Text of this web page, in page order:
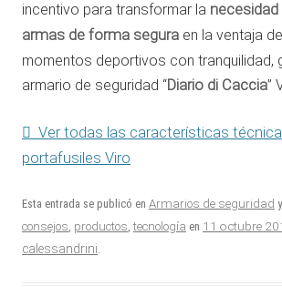
incentivo para transformar la
armas de forma segura en la ventaja
momentos deportivos con tranquilidad,
armario de seguridad “Diario di Caccia”
Ver todas las características
portafusiles Viro
Esta entrada se publicó en Armarios de seguridad
consejos, productos, tecnología en 11 octubre
calessandrini.